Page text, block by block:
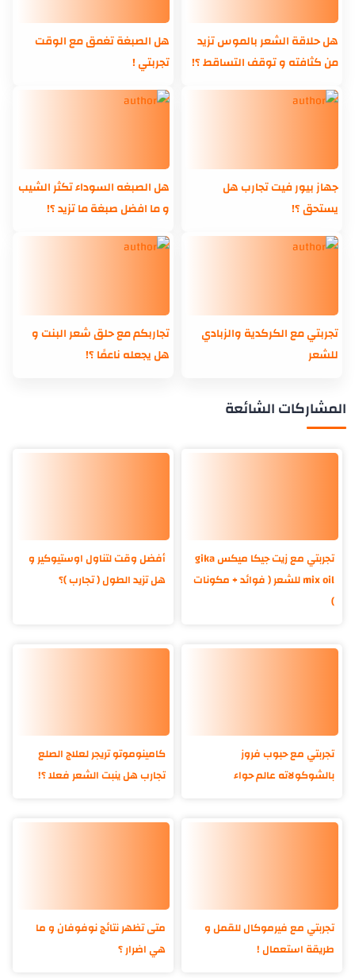
هل حلاقة الشعر بالموس تزيد
من كثافته و توقف التساقط ؟!
هل الصبغة تغمق مع الوقت
تجربتي !
جهاز بيور فيت تجارب هل
يستحق ؟!
هل الصبغه السوداء تكثر الشيب
و ما افضل صبغة ما تزيد ؟!
تجربتي مع الكركدية والزبادي
للشعر
تجاربكم مع حلق شعر البنت و
هل يجعله ناعمًا ؟!
المشاركات الشائعة
تجربتي مع زيت جيكا ميكس gika
mix oil للشعر ( فوائد + مكونات
أفضل وقت لتناول اوستيوكير و
هل تزيد الطول ( تجارب )؟
تجربتي مع حبوب فروز
بالشوكولاته عالم حواء
كامينوموتو تريجر لعلاج الصلع
تجارب هل ينبت الشعر فعلا ؟!
تجربتي مع فيرموكال للقمل و
طريقة استعمال !
متى تظهر نتائج نوفوفان و ما
هي اضرار ؟